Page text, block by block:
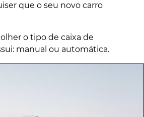
que o seu novo carro
o tipo de caixa de
manual ou automática.